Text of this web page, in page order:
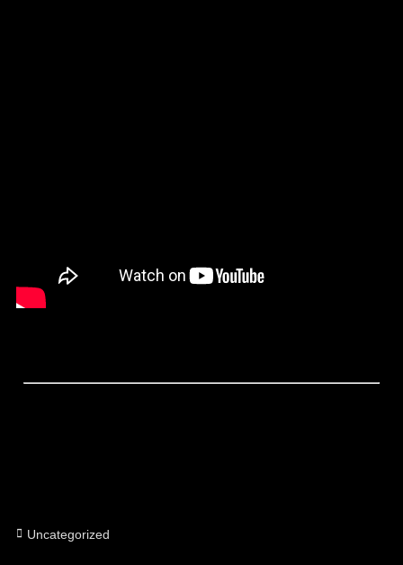
Categorías
Uncategorized